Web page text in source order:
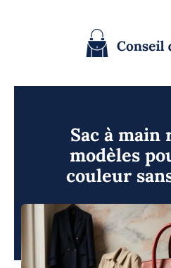
Sac à main
modèles
couleur
13 Fév